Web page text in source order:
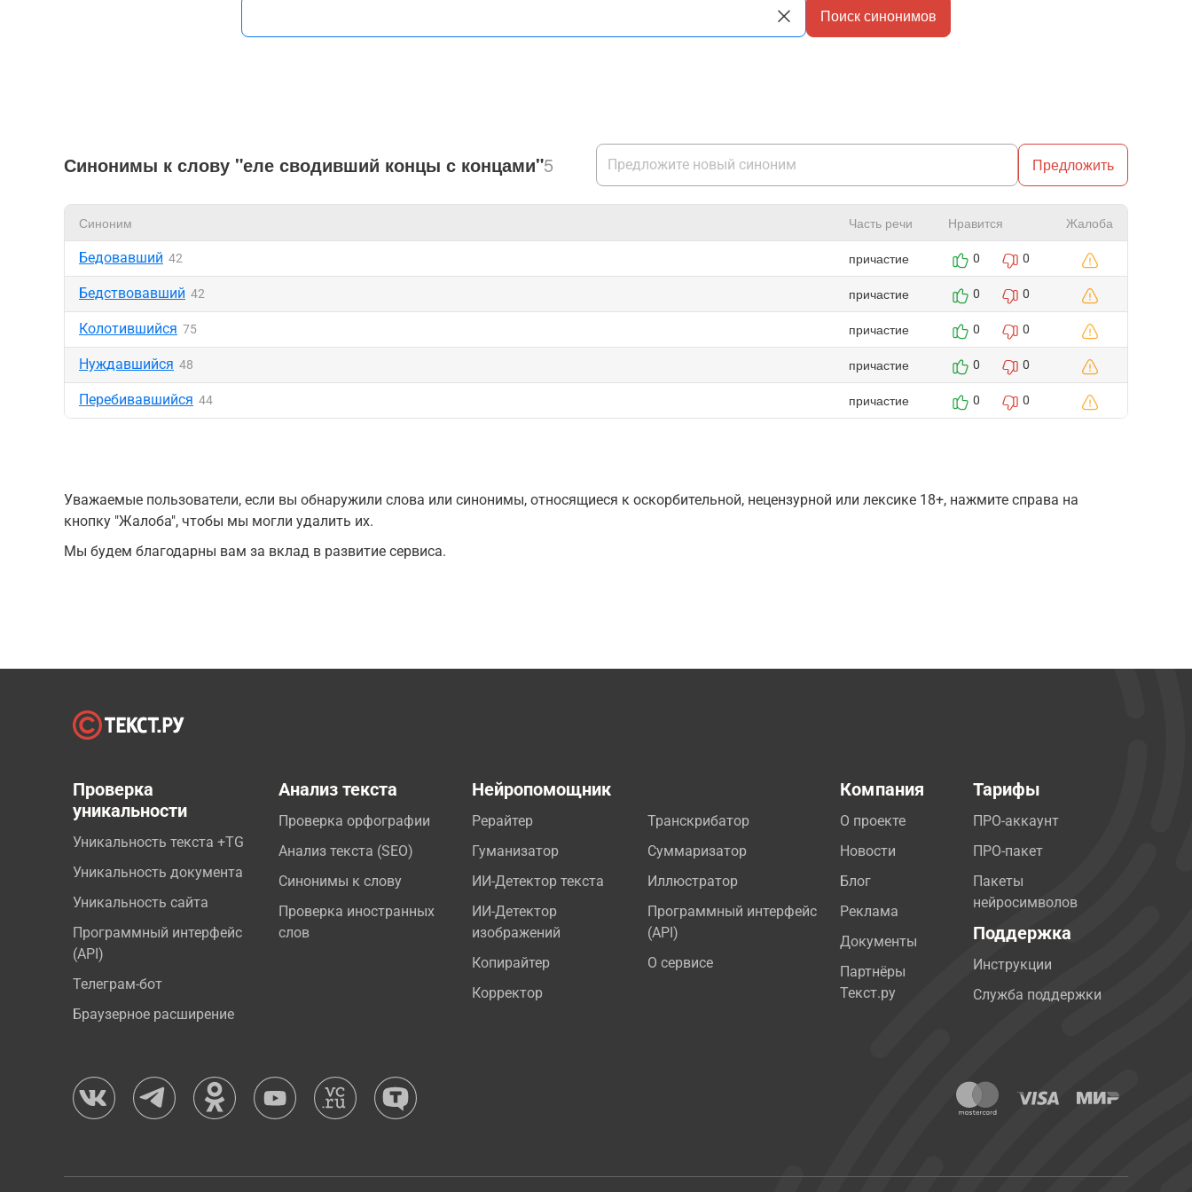
Поиск синонимов
Синонимы к слову "еле сводивший концы с концами"5 Предложить
Синоним Часть речи Нравится Жалоба
Бедовавший 42 причастие 0 0
Бедствовавший 42 причастие 0 0
Колотившийся 75 причастие 0 0
Нуждавшийся 48 причастие 0 0
Перебивавшийся 44 причастие 0 0
Уважаемые пользователи, если вы обнаружили слова или синонимы, относящиеся к оскорбительной, нецензурной или лексике 18+, нажмите справа на
кнопку "Жалоба", чтобы мы могли удалить их.
Мы будем благодарны вам за вклад в развитие сервиса.
Проверка
уникальности
Уникальность текста +TG
Уникальность документа
Уникальность сайта
Программный интерфейс
(API)
Телеграм-бот
Браузерное расширение
Анализ текста
Проверка орфографии
Анализ текста (SEO)
Синонимы к слову
Проверка иностранных
слов
Нейропомощник
Рерайтер
Гуманизатор
ИИ-Детектор текста
ИИ-Детектор
изображений
Копирайтер
Корректор
Транскрибатор
Суммаризатор
Иллюстратор
Программный интерфейс
(API)
О сервисе
Компания
О проекте
Новости
Блог
Реклама
Документы
Партнёры
Текст.ру
Тарифы
ПРО-аккаунт
ПРО-пакет
Пакеты
нейросимволов
Поддержка
Инструкции
Служба поддержки